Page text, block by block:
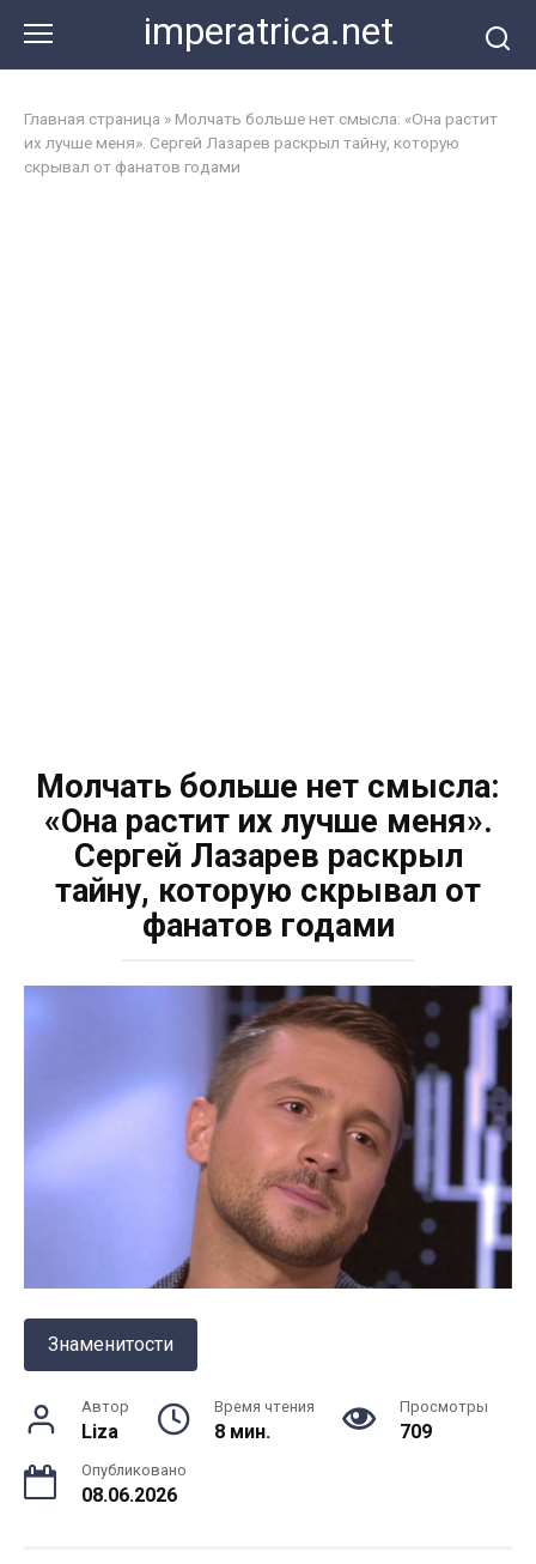
контенту
imperatrica.net
Главная страница » Молчать больше нет смысла: «Она растит
их лучше меня». Сергей Лазарев раскрыл тайну, которую
скрывал от фанатов годами
Молчать больше нет смысла:
«Она растит их лучше меня».
Сергей Лазарев раскрыл
тайну, которую скрывал от
фанатов годами
Знаменитости
Автор
Liza
Время чтения
8 мин.
Просмотры
709
Опубликовано
08.06.2026